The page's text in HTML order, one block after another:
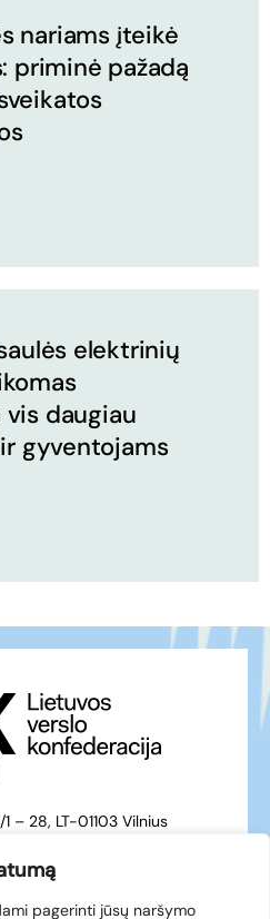
pagerinti jūsų naršymo
nariams įteikė
priminė pažadą
elektrinių
daugiau
gyventojams
– 28, LT-01103 Vilnius
Renginiai